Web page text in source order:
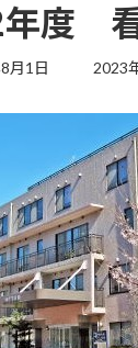
度 看
月1日
最
更
日
時
2023